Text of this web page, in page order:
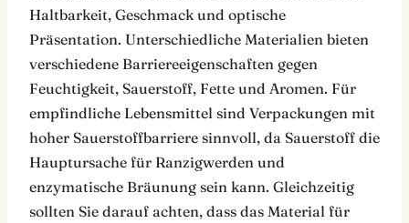
Haltbarkeit, Geschmack und optische
Präsentation. Unterschiedliche Materialien bieten
verschiedene Barriereeigenschaften gegen
Feuchtigkeit, Sauerstoff, Fette und Aromen. Für
empfindliche Lebensmittel sind Verpackungen mit
hoher Sauerstoffbarriere sinnvoll, da Sauerstoff die
Hauptursache für Ranzigwerden und
enzymatische Bräunung sein kann. Gleichzeitig
sollten Sie darauf achten, dass das Material für